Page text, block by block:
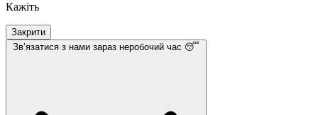
Кажіть
Закрити
Звʼязатися з нами зараз неробочий час 😴